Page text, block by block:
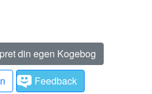
din egen Kogebog
Feedback